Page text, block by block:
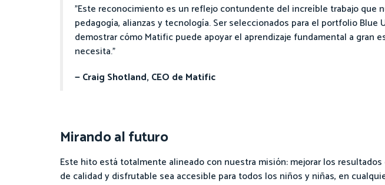
"Este reconocimiento es un reflejo contundente del increíble trabajo que
pedagogía, alianzas y tecnología. Ser seleccionados para el portfolio Blue
demostrar cómo Matific puede apoyar el aprendizaje fundamental a gran
necesita.”
— Craig Shotland, CEO de Matific
Mirando al futuro
Este hito está totalmente alineado con nuestra misión: mejorar los
de calidad y disfrutable sea accesible para todos los niños y niñas, en